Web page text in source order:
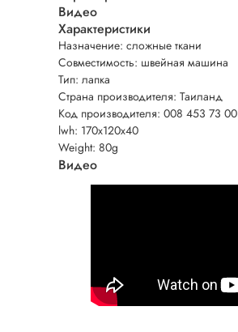
Видео
Характеристики
Назначение: сложные ткани
Совместимость: швейная машина
Тип: лапка
Страна производителя: Таиланд
Код производителя: 008 453 73 00
lwh: 170x120x40
Weight: 80g
Видео